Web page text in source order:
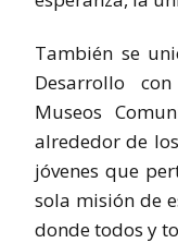
También se
Desarrollo
Museos
alrededor de
jóvenes que
sola misión de
donde todos y